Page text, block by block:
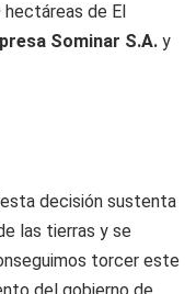
hectáreas de El
Sominar S.A. y
decisión sustenta
las tierras y se
torcer este